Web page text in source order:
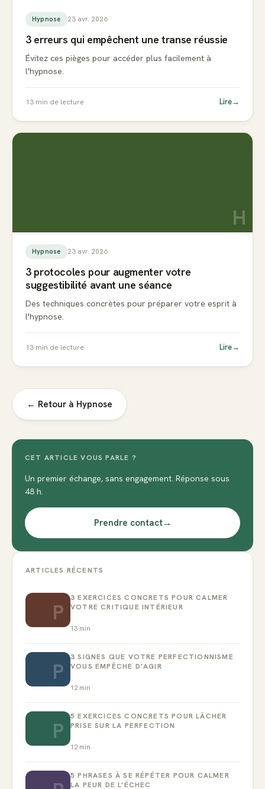
Hypnose 23 avr. 2026
3 erreurs qui empêchent une transe réussie
Évitez ces pièges pour accéder plus facilement à
l'hypnose.
13 min de lecture Lire→
H
Hypnose 23 avr. 2026
3 protocoles pour augmenter votre
suggestibilité avant une séance
Des techniques concrètes pour préparer votre esprit à
l'hypnose.
13 min de lecture Lire→
← Retour à Hypnose
CET ARTICLE VOUS PARLE ?
Un premier échange, sans engagement. Réponse sous
48 h.
Prendre contact→
ARTICLES RÉCENTS
P
3 EXERCICES CONCRETS POUR CALMER
VOTRE CRITIQUE INTÉRIEUR
13 min
P
3 SIGNES QUE VOTRE PERFECTIONNISME
VOUS EMPÊCHE D’AGIR
12min
P
5 EXERCICES CONCRETS POUR LÂCHER
PRISE SUR LA PERFECTION
12min
5 PHRASES À SE RÉPÉTER POUR CALMER
LA PEUR DE L’ÉCHEC